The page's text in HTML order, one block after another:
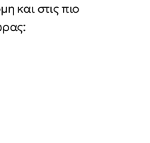
και στις πιο